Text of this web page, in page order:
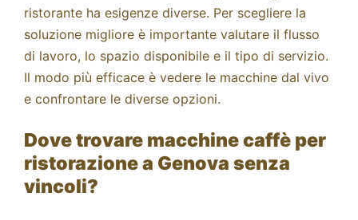
ristorante ha esigenze diverse. Per scegliere la
soluzione migliore è importante valutare il flusso
di lavoro, lo spazio disponibile e il tipo di servizio.
Il modo più efficace è vedere le macchine dal vivo
e confrontare le diverse opzioni.
Dove trovare macchine caffè per
ristorazione a Genova senza
vincoli?